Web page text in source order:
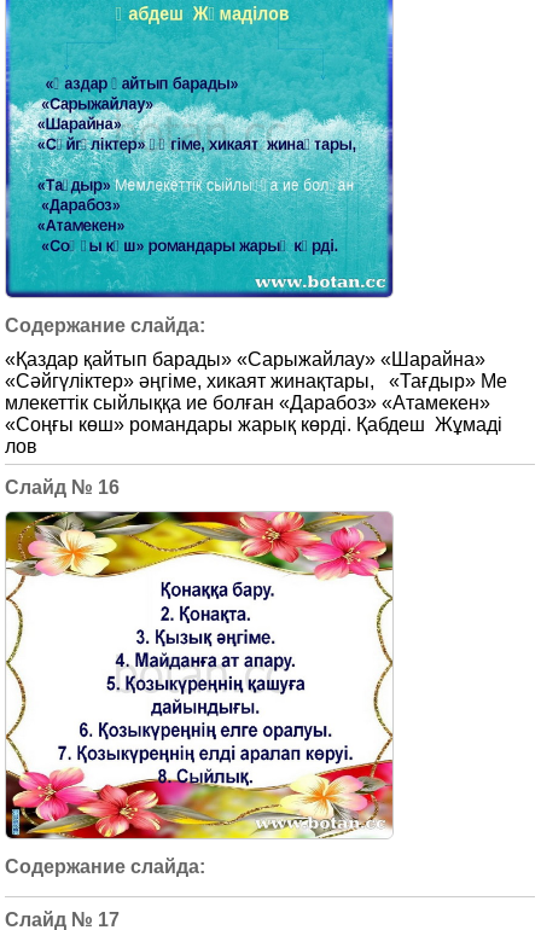
«Қаздар қайтып барады» «Сарыжайлау» «Шарайна»
«Сәйгүліктер» әңгіме, хикаят жинақтары, «Тағдыр» Ме
млекеттік сыйлыққа ие болған «Дарабоз» «Атамекен»
«Соңғы көш» романдары жарық көрді. Қабдеш Жұмаді
лов
16
17